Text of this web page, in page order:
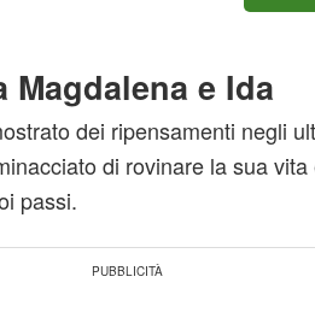
e Ida
dei ripensamenti negli
di rovinare la sua vita
passi.